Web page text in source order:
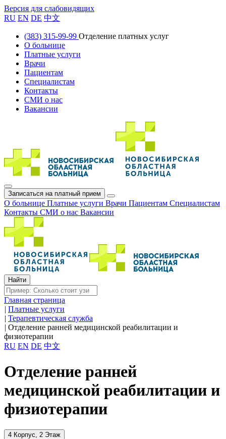
Версия для слабовидящих
RU EN DE 中文
(383) 315-99-99 Отделение платных услуг
О больнице
Платные услуги
Врачи
Пациентам
Специалистам
Контакты
СМИ о нас
Вакансии
Записаться на платный прием
О больнице Платные услуги Врачи Пациентам Специалистам
Контакты СМИ о нас Вакансии
Главная страница
| Платные услуги
| Терапевтическая служба
| Отделение ранней медицинской реабилитации и
физиотерапии
RU EN DE 中文
Отделение ранней
медицинской реабилитации и
физиотерапии
4 Корпус, 2 Этаж